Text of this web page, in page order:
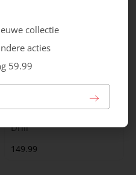
Gabor
Drill
149.99
collectie
acties
59.99